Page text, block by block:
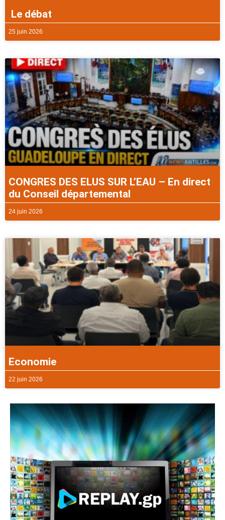
Le débat
25 juin 2026
CONGRES DES ELUS SUR L’EAU – En direct
du Conseil départemental
24 juin 2026
Economie
22 juin 2026